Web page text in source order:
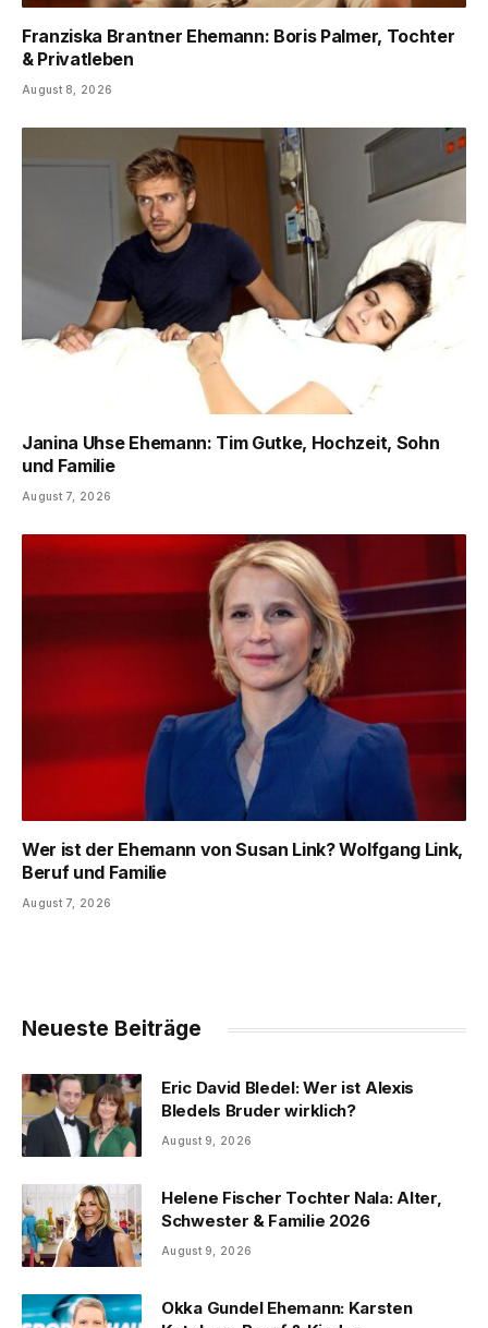
Franziska Brantner Ehemann: Boris Palmer, Tochter
& Privatleben
August 8, 2026
Janina Uhse Ehemann: Tim Gutke, Hochzeit, Sohn
und Familie
August 7, 2026
Wer ist der Ehemann von Susan Link? Wolfgang Link,
Beruf und Familie
August 7, 2026
Neueste Beiträge
Eric David Bledel: Wer ist Alexis
Bledels Bruder wirklich?
August 9, 2026
Helene Fischer Tochter Nala: Alter,
Schwester & Familie 2026
August 9, 2026
Okka Gundel Ehemann: Karsten